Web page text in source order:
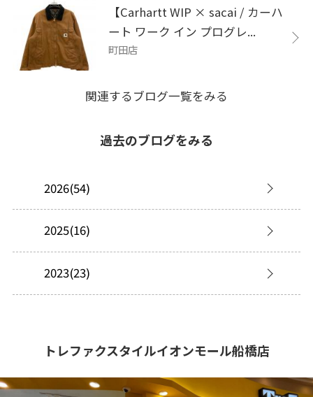
【Carhartt WIP × sacai / カーハ
ート ワーク イン プログレ...
町田店
関連するブログ一覧をみる
過去のブログをみる
2026(54)
2025(16)
2023(23)
トレファクスタイルイオンモール船橋店